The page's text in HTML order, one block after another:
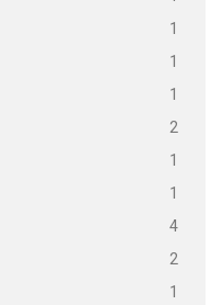
1
1
1
2
1
1
4
2
1